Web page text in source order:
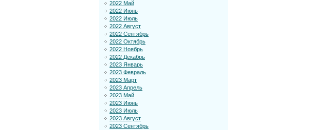
2022 Май
2022 Июнь
2022 Июль
2022 Август
2022 Сентябрь
2022 Октябрь
2022 Ноябрь
2022 Декабрь
2023 Январь
2023 Февраль
2023 Март
2023 Апрель
2023 Май
2023 Июнь
2023 Июль
2023 Август
2023 Сентябрь